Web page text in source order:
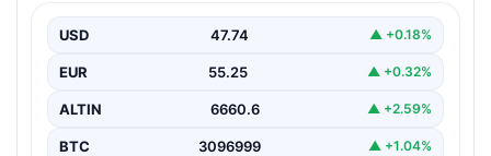
Bırakıldı
Antalya Büyükşehir Belediyesi'ne bağlı gerçekleştirilen
rüşvet ve yolsuzluk soruşturması kapsamında önemli
USD 47.74 ▲ +0.18%
EUR 55.25 ▲ +0.32%
ALTIN 6660.6 ▲ +2.59%
BTC 3096999 ▲ +1.04%